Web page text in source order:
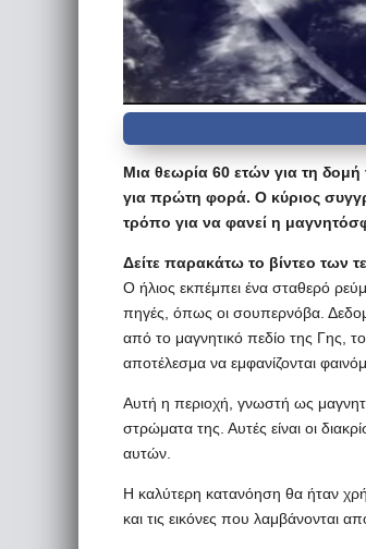
Μια θεωρία 60 ετών για τη
για πρώτη φορά. Ο κύριος
τρόπο για να φανεί η
Δείτε παρακάτω το βίντεο των
Ο ήλιος εκπέμπει ένα σταθερό
πηγές, όπως οι σουπερνόβα.
από το μαγνητικό πεδίο της Γης,
αποτέλεσμα να εμφανίζονται
Αυτή η περιοχή, γνωστή ως
στρώματα της. Αυτές είναι οι
αυτών.
Η καλύτερη κατανόηση θα ήταν
και τις εικόνες που λαμβάνονται